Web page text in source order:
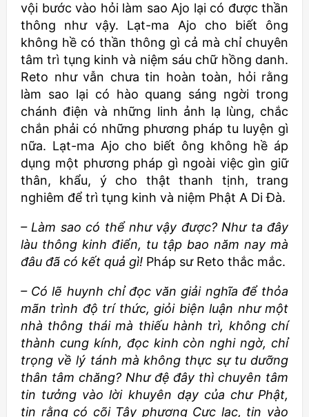
vội bước vào hỏi làm sao Ajo lại có được thần
thông như vậy. Lạt-ma Ajo cho biết ông
không hề có thần thông gì cả mà chỉ chuyên
tâm trì tụng kinh và niệm sáu chữ hồng danh.
Reto như vẫn chưa tin hoàn toàn, hỏi rằng
làm sao lại có hào quang sáng ngời trong
chánh điện và những linh ảnh lạ lùng, chắc
chắn phải có những phương pháp tu luyện gì
nữa. Lạt-ma Ajo cho biết ông không hề áp
dụng một phương pháp gì ngoài việc gìn giữ
thân, khẩu, ý cho thật thanh tịnh, trang
nghiêm để trì tụng kinh và niệm Phật A Di Đà.
– Làm sao có thể như vậy được? Như ta đây
làu thông kinh điển, tu tập bao năm nay mà
đâu đã có kết quả gì! Pháp sư Reto thắc mắc.
– Có lẽ huynh chỉ đọc văn giải nghĩa để thỏa
mãn trình độ trí thức, giỏi biện luận như một
nhà thông thái mà thiếu hành trì, không chí
thành cung kính, đọc kinh còn nghi ngờ, chỉ
trọng về lý tánh mà không thực sự tu dưỡng
thân tâm chăng? Như đệ đây thì chuyên tâm
tin tưởng vào lời khuyên dạy của chư Phật,
tin rằng có cõi Tây phương Cực lạc, tin vào